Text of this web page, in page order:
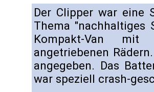
Der Clipper war eine
Thema "nachhaltiges
Kompakt-Van
angetriebenen
angegeben. Das
war speziell crash-